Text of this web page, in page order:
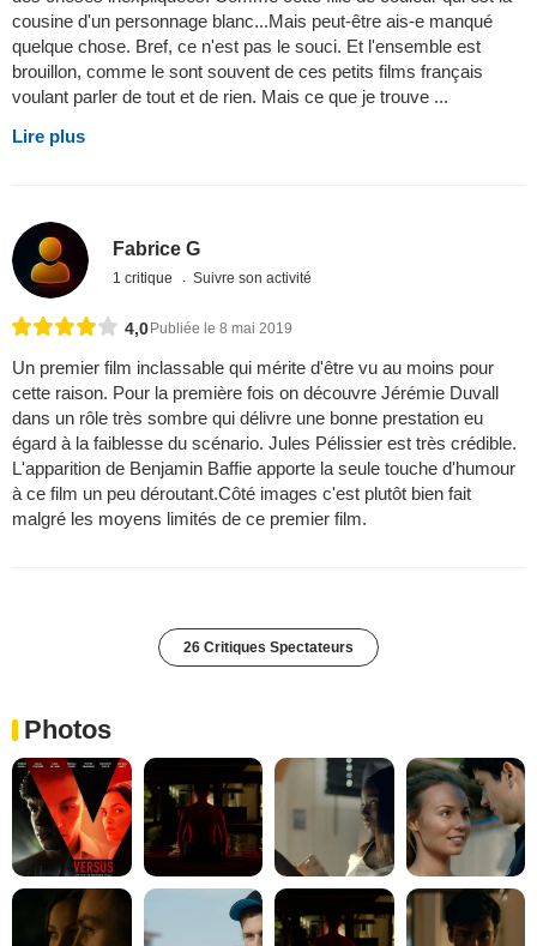
cousine d'un personnage blanc...Mais peut-être ais-e manqué
quelque chose. Bref, ce n'est pas le souci. Et l'ensemble est
brouillon, comme le sont souvent de ces petits films français
voulant parler de tout et de rien. Mais ce que je trouve ...
Lire plus
Fabrice G
1 critique Suivre son activité
4,0Publiée le 8 mai 2019
Un premier film inclassable qui mérite d'être vu au moins pour
cette raison. Pour la première fois on découvre Jérémie Duvall
dans un rôle très sombre qui délivre une bonne prestation eu
égard à la faiblesse du scénario. Jules Pélissier est très crédible.
L'apparition de Benjamin Baffie apporte la seule touche d'humour
à ce film un peu déroutant.Côté images c'est plutôt bien fait
malgré les moyens limités de ce premier film.
26 Critiques Spectateurs
Photos